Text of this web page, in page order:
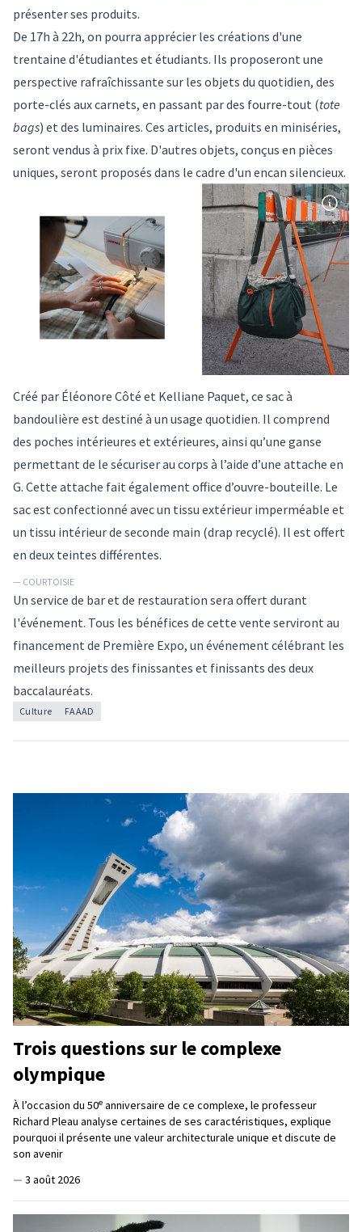
présenter ses produits.
De 17h à 22h, on pourra apprécier les créations d'une
trentaine d'étudiantes et étudiants. Ils proposeront une
perspective rafraîchissante sur les objets du quotidien, des
porte-clés aux carnets, en passant par des fourre-tout (tote
bags) et des luminaires. Ces articles, produits en miniséries,
seront vendus à prix fixe. D'autres objets, conçus en pièces
uniques, seront proposés dans le cadre d'un encan silencieux.
Créé par Éléonore Côté et Kelliane Paquet, ce sac à
bandoulière est destiné à un usage quotidien. Il comprend
des poches intérieures et extérieures, ainsi qu’une ganse
permettant de le sécuriser au corps à l’aide d’une attache en
G. Cette attache fait également office d’ouvre-bouteille. Le
sac est confectionné avec un tissu extérieur imperméable et
un tissu intérieur de seconde main (drap recyclé). Il est offert
en deux teintes différentes.
— COURTOISIE
Un service de bar et de restauration sera offert durant
l'événement. Tous les bénéfices de cette vente serviront au
financement de Première Expo, un événement célébrant les
meilleurs projets des finissantes et finissants des deux
baccalauréats.
Culture FAAAD
Trois questions sur le complexe
olympique
À l’occasion du 50e anniversaire de ce complexe, le professeur
Richard Pleau analyse certaines de ses caractéristiques, explique
pourquoi il présente une valeur architecturale unique et discute de
son avenir
— 3 août 2026